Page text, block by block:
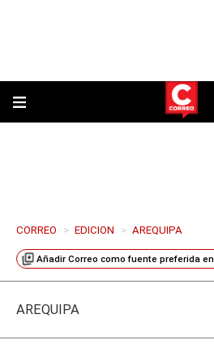
CORREO > EDICION > AREQUIPA
Añadir Correo como fuente preferida en
AREQUIPA